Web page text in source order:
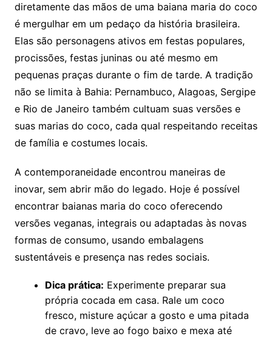
diretamente das mãos de uma baiana maria do coco
é mergulhar em um pedaço da história brasileira.
Elas são personagens ativos em festas populares,
procissões, festas juninas ou até mesmo em
pequenas praças durante o fim de tarde. A tradição
não se limita à Bahia: Pernambuco, Alagoas, Sergipe
e Rio de Janeiro também cultuam suas versões e
suas marias do coco, cada qual respeitando receitas
de família e costumes locais.
A contemporaneidade encontrou maneiras de
inovar, sem abrir mão do legado. Hoje é possível
encontrar baianas maria do coco oferecendo
versões veganas, integrais ou adaptadas às novas
formas de consumo, usando embalagens
sustentáveis e presença nas redes sociais.
Dica prática: Experimente preparar sua
própria cocada em casa. Rale um coco
fresco, misture açúcar a gosto e uma pitada
de cravo, leve ao fogo baixo e mexa até